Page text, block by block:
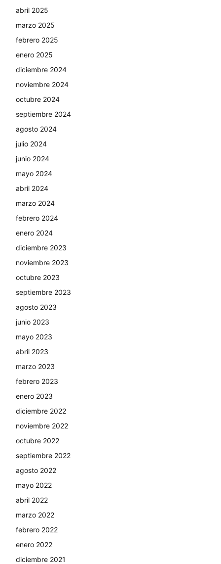
abril 2025
marzo 2025
febrero 2025
enero 2025
diciembre 2024
noviembre 2024
octubre 2024
septiembre 2024
agosto 2024
julio 2024
junio 2024
mayo 2024
abril 2024
marzo 2024
febrero 2024
enero 2024
diciembre 2023
noviembre 2023
octubre 2023
septiembre 2023
agosto 2023
junio 2023
mayo 2023
abril 2023
marzo 2023
febrero 2023
enero 2023
diciembre 2022
noviembre 2022
octubre 2022
septiembre 2022
agosto 2022
mayo 2022
abril 2022
marzo 2022
febrero 2022
enero 2022
diciembre 2021